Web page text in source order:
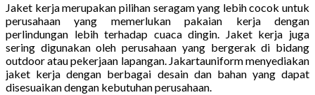
Jaket kerja merupakan pilihan seragam yang lebih cocok untuk
perusahaan yang memerlukan pakaian kerja dengan
perlindungan lebih terhadap cuaca dingin. Jaket kerja juga
sering digunakan oleh perusahaan yang bergerak di bidang
outdoor atau pekerjaan lapangan. Jakartauniform menyediakan
jaket kerja dengan berbagai desain dan bahan yang dapat
disesuaikan dengan kebutuhan perusahaan.